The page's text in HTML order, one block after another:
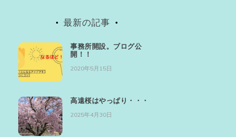
最新の記事
事務所開設。ブログ公
開！！
2020年5月15日
高遠桜はやっぱり・・・
2025年4月30日